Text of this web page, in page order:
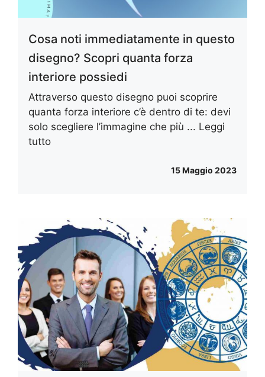
Cosa noti immediatamente in questo
disegno? Scopri quanta forza
interiore possiedi
Attraverso questo disegno puoi scoprire
quanta forza interiore c’è dentro di te: devi
solo scegliere l’immagine che più ... Leggi
tutto
15 Maggio 2023